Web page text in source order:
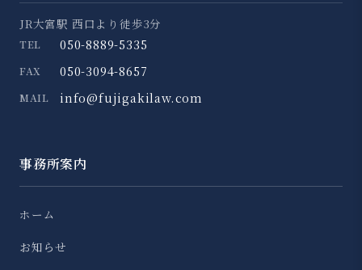
JR大宮駅 西口より徒歩3分
TEL 050-8889-5335
FAX 050-3094-8657
MAIL info@fujigakilaw.com
事務所案内
ホーム
お知らせ